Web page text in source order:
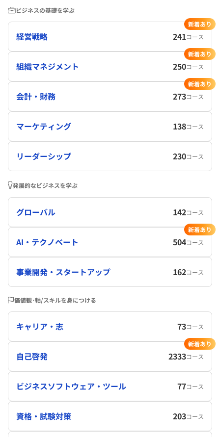
ビジネスの基礎を学ぶ
経営戦略 241コース
新着あり
組織マネジメント 250コース
新着あり
会計・財務 273コース
新着あり
マーケティング 138コース
リーダーシップ 230コース
発展的なビジネスを学ぶ
グローバル 142コース
AI・テクノベート 504コース
新着あり
事業開発・スタートアップ 162コース
価値観･軸/スキルを身につける
キャリア・志 73コース
自己啓発 2333コース
新着あり
ビジネスソフトウェア・ツール 77コース
資格・試験対策 203コース